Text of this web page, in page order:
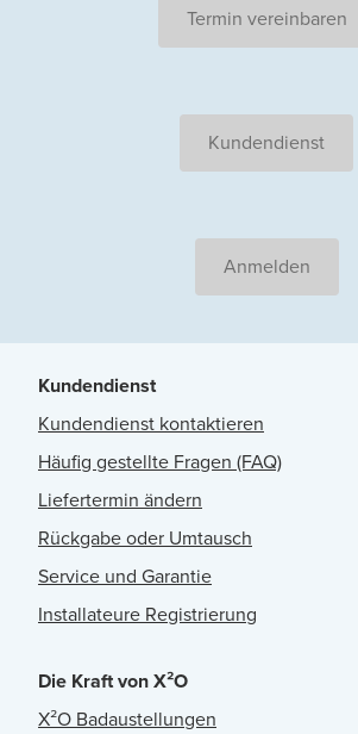
Termin vereinbaren
Kundendienst
Anmelden
Kundendienst
Kundendienst kontaktieren
Häufig gestellte Fragen (FAQ)
Liefertermin ändern
Rückgabe oder Umtausch
Service und Garantie
Installateure Registrierung
Die Kraft von X²O
X²O Badaustellungen